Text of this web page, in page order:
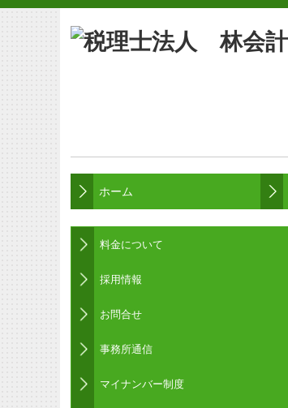
ホーム
料金について
採用情報
お問合せ
事務所通信
マイナンバー制度